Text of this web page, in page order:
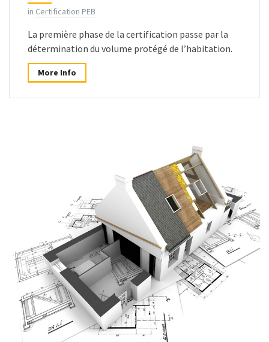
in Certification PEB
La première phase de la certification passe par la
détermination du volume protégé de l’habitation.
More Info